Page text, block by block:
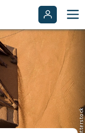
Shutterstock